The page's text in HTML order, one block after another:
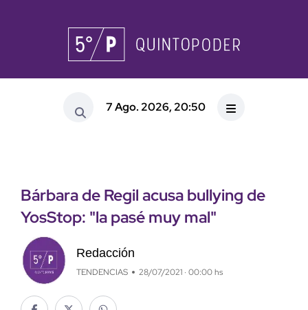
7 Ago. 2026, 20:50
Bárbara de Regil acusa bullying de
YosStop: "la pasé muy mal"
Redacción
TENDENCIAS 28/07/2021 · 00:00 hs